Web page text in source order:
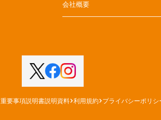
会社概要
重要事項説明書説明資料 利用規約 プライバシーポリシ